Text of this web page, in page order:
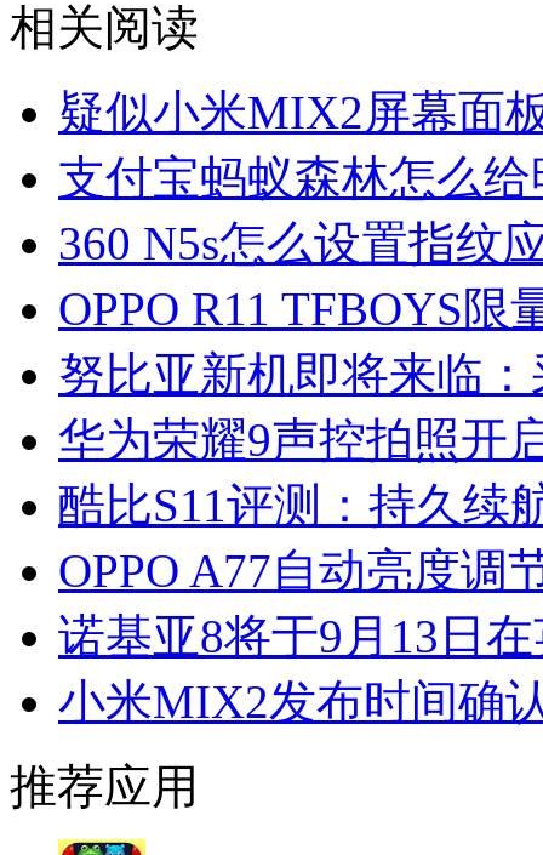
相关阅读
疑似小米MIX2屏幕面
支付宝蚂蚁森林怎么
360 N5s怎么设置指纹
OPPO R11 TFBOYS
努比亚新机即将来临
华为荣耀9声控拍照开
酷比S11评测：持久续
OPPO A77自动亮度调
诺基亚8将于9月13日
小米MIX2发布时间确
推荐应用